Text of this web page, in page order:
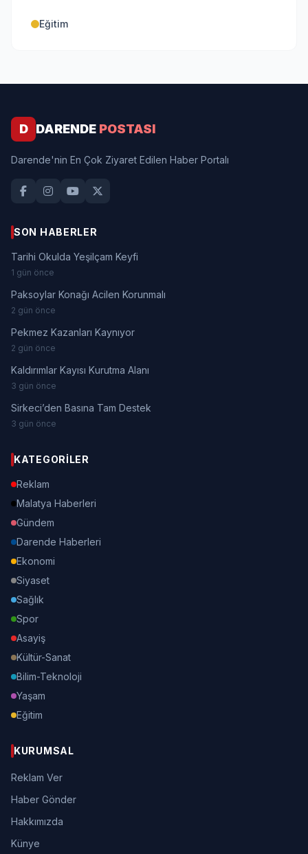
Eğitim
D DARENDE POSTASI
Darende'nin En Çok Ziyaret Edilen Haber Portalı
SON HABERLER
Tarihi Okulda Yeşilçam Keyfi
1 gün önce
Paksoylar Konağı Acilen Korunmalı
2 gün önce
Pekmez Kazanları Kaynıyor
2 gün önce
Kaldırımlar Kayısı Kurutma Alanı
3 gün önce
Sirkeci’den Basına Tam Destek
3 gün önce
KATEGORILER
Reklam
Malatya Haberleri
Gündem
Darende Haberleri
Ekonomi
Siyaset
Sağlık
Spor
Asayiş
Kültür-Sanat
Bilim-Teknoloji
Yaşam
Eğitim
KURUMSAL
Reklam Ver
Haber Gönder
Hakkımızda
Künye